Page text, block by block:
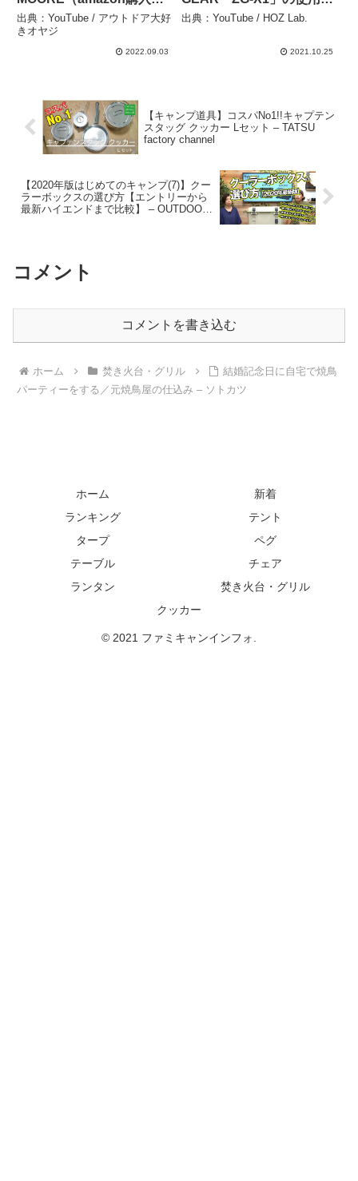
品） – アウトドア大好きオ
ヤジ
出典：YouTube / アウトドア大好
きオヤジ
2022.09.03
ビュー&メリット・デメリ
出典：YouTube / HOZ Lab.
2021.10.25
【キャンプ道具】コスパNo1!!キャプテン
スタッグ クッカー Lセット – TATSU
factory channel
【2020年版はじめてのキャンプ(7)】クー
ラーボックスの選び方【エントリーから
最新ハイエンドまで比較】 – OUTDOOR
コメント
コメントを書き込む
ホーム 焚き火台・グリル
結婚記念日に自宅で焼鳥
パーティーをする／元焼鳥屋の仕込み – ソトカツ
ホーム
新着
ランキング
テント
タープ
ペグ
テーブル
チェア
ランタン
焚き火台・グリル
クッカー
© 2021 ファミキャンインフォ.